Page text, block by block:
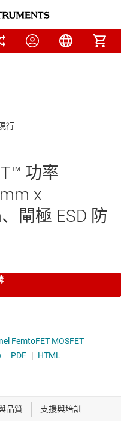
功率
x
閘極 ESD 防
FemtoFET MOSFET
PDF | HTML